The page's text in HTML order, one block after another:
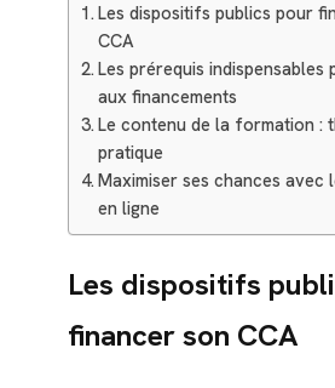
Les dispositifs publics pour
CCA
Les prérequis indispensables
aux financements
Le contenu de la formation :
pratique
Maximiser ses chances avec
en ligne
Les dispositifs
financer son CCA